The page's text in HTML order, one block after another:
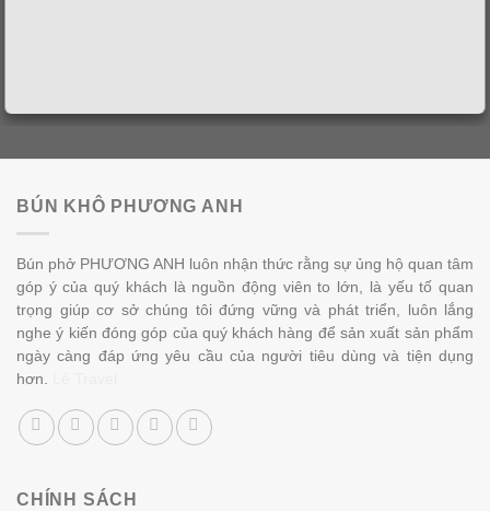
BÚN KHÔ PHƯƠNG ANH
Bún phở PHƯƠNG ANH luôn nhận thức rằng sự ủng hộ quan tâm
góp ý của quý khách là nguồn động viên to lớn, là yếu tố quan
trọng giúp cơ sở chúng tôi đứng vững và phát triển, luôn lắng
nghe ý kiến đóng góp của quý khách hàng để sản xuất sản phẩm
ngày càng đáp ứng yêu cầu của người tiêu dùng và tiện dụng
hơn.
CHÍNH SÁCH